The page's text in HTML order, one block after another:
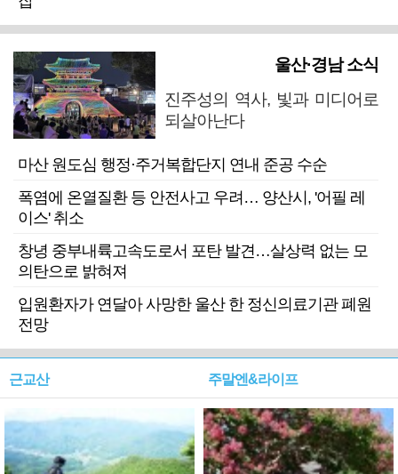
울산·경남 소식
진주성의 역사, 빛과 미디어로
되살아난다
마산 원도심 행정·주거복합단지 연내 준공 수순
폭염에 온열질환 등 안전사고 우려… 양산시, '어필 레
이스' 취소
창녕 중부내륙고속도로서 포탄 발견…살상력 없는 모
의탄으로 밝혀져
입원환자가 연달아 사망한 울산 한 정신의료기관 폐원
전망
근교산 주말엔&라이프